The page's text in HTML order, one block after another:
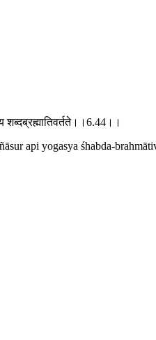
शब्दब्रह्मातिवर्तते।।6.44।।
api yogasya śhabda-